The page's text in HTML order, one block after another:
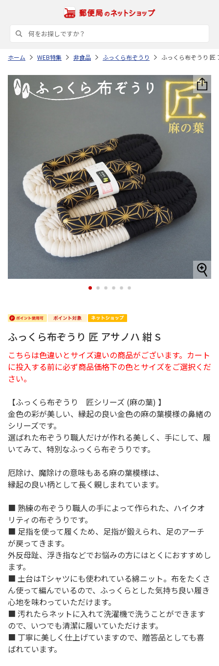
ホーム WEB特集 非食品 ふっくら布ぞうり ふっくら布ぞうり 匠
1 2 3 4 5 6
ふっくら布ぞうり 匠 アサノハ 紺 S
こちらは色違いとサイズ違いの商品がございます。カート
に投入する前に必ず商品価格下の色とサイズをご選択くだ
さい。
【ふっくら布ぞうり 匠シリーズ (麻の葉) 】
金色の彩が美しい、縁起の良い金色の麻の葉模様の鼻緒の
シリーズです。
選ばれた布ぞうり職人だけが作れる美しく、手にして、履
いてみて、特別なふっくら布ぞうりです。
厄除け、魔除けの意味もある麻の葉模様は、
縁起の良い柄として長く親しまれています。
■ 熟練の布ぞうり職人の手によって作られた、ハイクオ
リティの布ぞうりです。
■ 足指を使って履くため、足指が鍛えられ、足のアーチ
が戻ってきます。
外反母趾、浮き指などでお悩みの方にはとくにおすすめし
ます。
■ 土台はTシャツにも使われている綿ニット。布をたくさ
ん使って編んでいるので、ふっくらとした気持ち良い履き
心地を味わっていただけます。
■ 汚れたらネットに入れて洗濯機で洗うことができます
ので、いつでも清潔に履いていただけます。
■ 丁寧に美しく仕上げていますので、贈答品としても喜
ばれています。